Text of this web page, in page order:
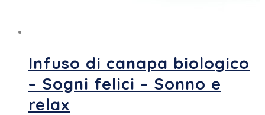
Infuso di canapa biologico
– Sogni felici – Sonno e
relax